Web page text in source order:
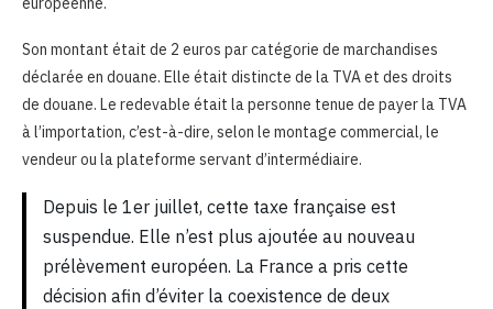
Son montant était de 2 euros par catégorie de marchandises
déclarée en douane. Elle était distincte de la TVA et des droits
de douane. Le redevable était la personne tenue de payer la TVA
à l’importation, c’est-à-dire, selon le montage commercial, le
vendeur ou la plateforme servant d’intermédiaire.
Depuis le 1er juillet, cette taxe française est
suspendue. Elle n’est plus ajoutée au nouveau
prélèvement européen. La France a pris cette
décision afin d’éviter la coexistence de deux